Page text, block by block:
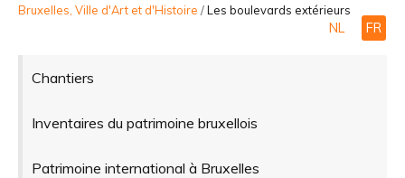
PARTICIPER
Bruxelles, Ville d'Art et d'Histoire /Les boulevards extérieurs
NL FR
Chantiers
Inventaires du patrimoine bruxellois
Patrimoine international à Bruxelles